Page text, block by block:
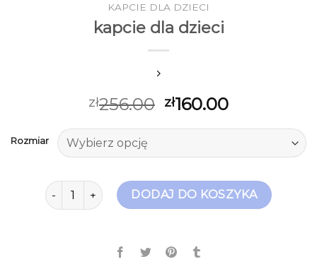
KAPCIE DLA DZIECI
kapcie dla dzieci
zł256.00 zł160.00
Rozmiar
ilość kapcie dla dzieciDODAJ DO KOSZYKA